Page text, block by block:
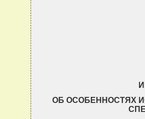
ОБ ОСОБЕННОСТЯХ